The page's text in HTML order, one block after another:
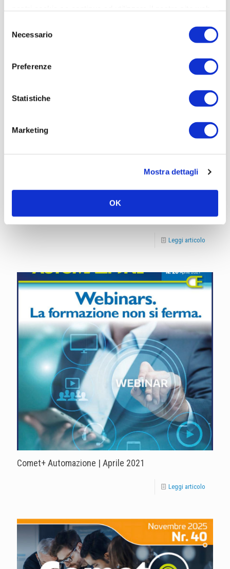
delNecessario
Preferenze
Statistiche
Marketing
Mostra dettagli
OK
Comet+ Automazione | Luglio 2020
Leggi articolo
Comet+ Automazione | Aprile 2021
Leggi articolo